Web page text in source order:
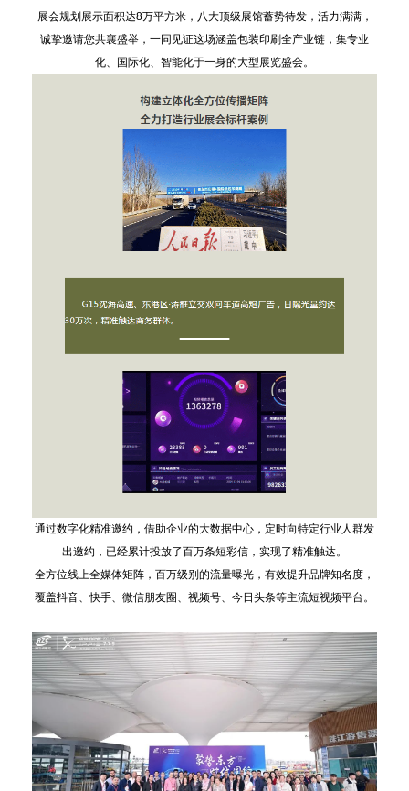
展会规划展示面积达8万平方米，八大顶级展馆蓄势待发，活力满满，
诚挚邀请您共襄盛举，一同见证这场涵盖包装印刷全产业链，集专业
化、国际化、智能化于一身的大型展览盛会。
通过数字化精准邀约，借助企业的大数据中心，定时向特定行业人群发
出邀约，已经累计投放了百万条短彩信，实现了精准触达。
全方位线上全媒体矩阵，百万级别的流量曝光，有效提升品牌知名度，
覆盖抖音、快手、微信朋友圈、视频号、今日头条等主流短视频平台。